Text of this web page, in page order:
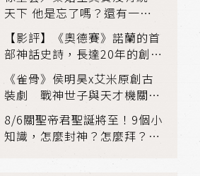
天下 他是忘了嗎？還有一個
小國：衛國
【影評】《奧德賽》諾蘭的首
部神話史詩，長達20年的創傷
與贖罪之旅
《雀骨》侯明昊x艾米原創古
裝劇 戰神世子與天才機關師
聯手攻克身世之謎
8/6關聖帝君聖誕將至！9個小
知識，怎麼封神？怎麼拜？該